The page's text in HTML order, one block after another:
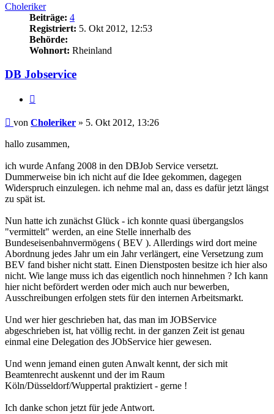
Choleriker
Beiträge: 4
Registriert: 5. Okt 2012, 12:53
Behörde:
Wohnort: Rheinland
DB Jobservice
Beitrag
von Choleriker » 5. Okt 2012, 13:26
hallo zusammen,
ich wurde Anfang 2008 in den DBJob Service versetzt.
Dummerweise bin ich nicht auf die Idee gekommen, dagegen
Widerspruch einzulegen. ich nehme mal an, dass es dafür jetzt längst
zu spät ist.
Nun hatte ich zunächst Glück - ich konnte quasi übergangslos
"vermittelt" werden, an eine Stelle innerhalb des
Bundeseisenbahnvermögens ( BEV ). Allerdings wird dort meine
Abordnung jedes Jahr um ein Jahr verlängert, eine Versetzung zum
BEV fand bisher nicht statt. Einen Dienstposten besitze ich hier also
nicht. Wie lange muss ich das eigentlich noch hinnehmen ? Ich kann
hier nicht befördert werden oder mich auch nur bewerben,
Ausschreibungen erfolgen stets für den internen Arbeitsmarkt.
Und wer hier geschrieben hat, das man im JOBService
abgeschrieben ist, hat völlig recht. in der ganzen Zeit ist genau
einmal eine Delegation des JObService hier gewesen.
Und wenn jemand einen guten Anwalt kennt, der sich mit
Beamtenrecht auskennt und der im Raum
Köln/Düsseldorf/Wuppertal praktiziert - gerne !
Ich danke schon jetzt für jede Antwort.